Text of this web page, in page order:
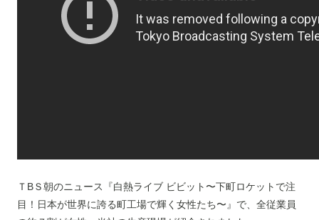
ＴBＳ朝のニュース『白熱ライブ ビビット〜下町ロケットで注
目！日本が世界に誇る町工場で輝く女性たち〜』で、全従業員